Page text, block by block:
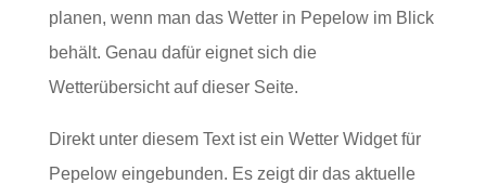
planen, wenn man das Wetter in Pepelow im Blick
behält. Genau dafür eignet sich die
Wetterübersicht auf dieser Seite.
Direkt unter diesem Text ist ein Wetter Widget für
Pepelow eingebunden. Es zeigt dir das aktuelle